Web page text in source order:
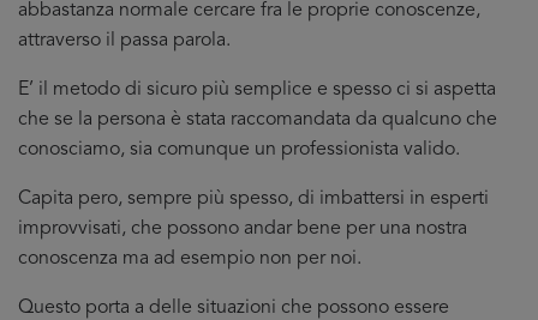
abbastanza normale cercare fra le proprie conoscenze,
attraverso il passa parola.
E’ il metodo di sicuro più semplice e spesso ci si aspetta
che se la persona è stata raccomandata da qualcuno che
conosciamo, sia comunque un professionista valido.
Capita pero, sempre più spesso, di imbattersi in esperti
improvvisati, che possono andar bene per una nostra
conoscenza ma ad esempio non per noi.
Questo porta a delle situazioni che possono essere